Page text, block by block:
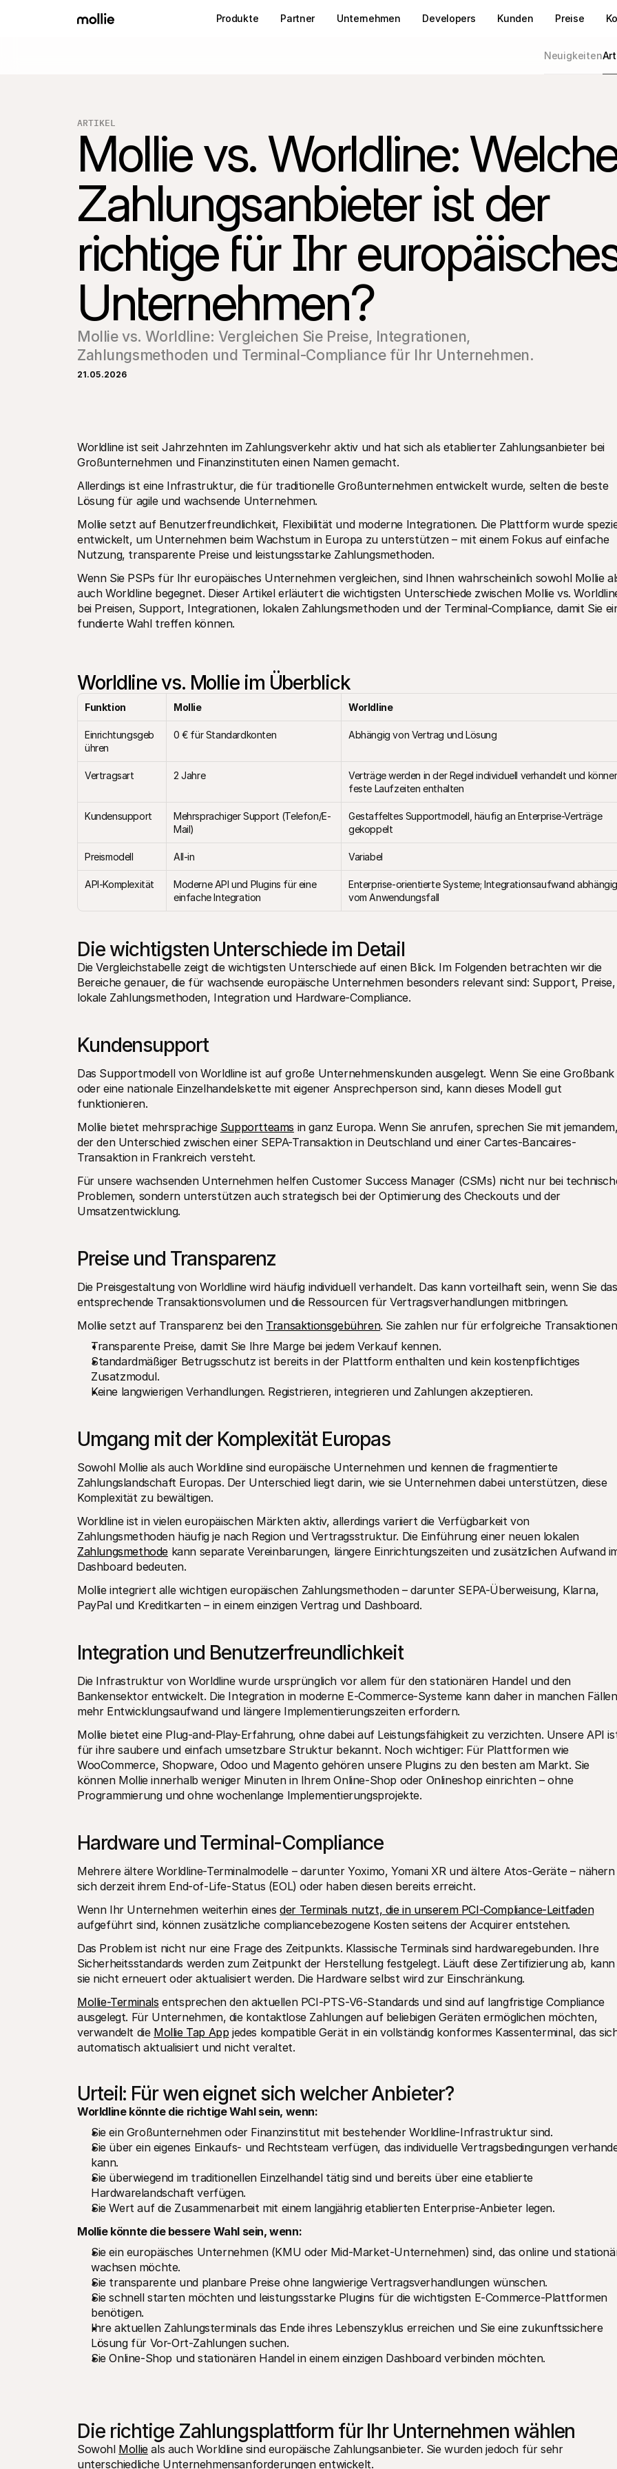
Produkte Partner Unternehmen Developers Kunden Preise
Neuigkeiten
ARTIKEL
Mollie vs. Worldline:
Zahlungsanbieter ist der
richtige für Ihr
Unternehmen?
Mollie vs. Worldline: Vergleichen Sie Preise, Integrationen,
Zahlungsmethoden und Terminal-Compliance für Ihr Unternehmen.
21.05.2026
Worldline ist seit Jahrzehnten im Zahlungsverkehr aktiv und hat sich als etablierter Zahlungsanbieter bei
Großunternehmen und Finanzinstituten einen Namen gemacht.
Allerdings ist eine Infrastruktur, die für traditionelle Großunternehmen entwickelt wurde, selten die beste
Lösung für agile und wachsende Unternehmen.
Mollie setzt auf Benutzerfreundlichkeit, Flexibilität und moderne Integrationen. Die Plattform wurde
entwickelt, um Unternehmen beim Wachstum in Europa zu unterstützen – mit einem Fokus auf einfache
Nutzung, transparente Preise und leistungsstarke Zahlungsmethoden.
Wenn Sie PSPs für Ihr europäisches Unternehmen vergleichen, sind Ihnen wahrscheinlich sowohl Mollie
auch Worldline begegnet. Dieser Artikel erläutert die wichtigsten Unterschiede zwischen Mollie vs.
bei Preisen, Support, Integrationen, lokalen Zahlungsmethoden und der Terminal-Compliance, damit Sie
fundierte Wahl treffen können.
Worldline vs. Mollie im Überblick
Funktion Mollie Worldline
Einrichtungsgeb
ühren
0 € für Standardkonten Abhängig von Vertrag und Lösung
Vertragsart 2 Jahre
Verträge werden in der Regel individuell verhandelt und
feste Laufzeiten enthalten
Kundensupport
Mehrsprachiger Support (Telefon/E-
Mail)
Gestaffeltes Supportmodell, häufig an Enterprise-Verträge
gekoppelt
Preismodell All-in Variabel
API-Komplexität
Moderne API und Plugins für eine
einfache Integration
Enterprise-orientierte Systeme; Integrationsaufwand
vom Anwendungsfall
Die wichtigsten Unterschiede im Detail
Die Vergleichstabelle zeigt die wichtigsten Unterschiede auf einen Blick. Im Folgenden betrachten wir die
Bereiche genauer, die für wachsende europäische Unternehmen besonders relevant sind: Support, Preise,
lokale Zahlungsmethoden, Integration und Hardware-Compliance.
Kundensupport
Das Supportmodell von Worldline ist auf große Unternehmenskunden ausgelegt. Wenn Sie eine Großbank
oder eine nationale Einzelhandelskette mit eigener Ansprechperson sind, kann dieses Modell gut
funktionieren.
Mollie bietet mehrsprachige Supportteams in ganz Europa. Wenn Sie anrufen, sprechen Sie mit
der den Unterschied zwischen einer SEPA-Transaktion in Deutschland und einer Cartes-Bancaires-
Transaktion in Frankreich versteht.
Für unsere wachsenden Unternehmen helfen Customer Success Manager (CSMs) nicht nur bei
Problemen, sondern unterstützen auch strategisch bei der Optimierung des Checkouts und der
Umsatzentwicklung.
Preise und Transparenz
Die Preisgestaltung von Worldline wird häufig individuell verhandelt. Das kann vorteilhaft sein, wenn Sie das
entsprechende Transaktionsvolumen und die Ressourcen für Vertragsverhandlungen mitbringen.
Mollie setzt auf Transparenz bei den Transaktionsgebühren. Sie zahlen nur für erfolgreiche
Transparente Preise, damit Sie Ihre Marge bei jedem Verkauf kennen.
Standardmäßiger Betrugsschutz ist bereits in der Plattform enthalten und kein kostenpflichtiges
Zusatzmodul.
Keine langwierigen Verhandlungen. Registrieren, integrieren und Zahlungen akzeptieren.
Umgang mit der Komplexität Europas
Sowohl Mollie als auch Worldline sind europäische Unternehmen und kennen die fragmentierte
Zahlungslandschaft Europas. Der Unterschied liegt darin, wie sie Unternehmen dabei unterstützen, diese
Komplexität zu bewältigen.
Worldline ist in vielen europäischen Märkten aktiv, allerdings variiert die Verfügbarkeit von
Zahlungsmethode kann separate Vereinbarungen, längere Einrichtungszeiten und zusätzlichen Aufwand
Dashboard bedeuten.
Mollie integriert alle wichtigen europäischen Zahlungsmethoden – darunter SEPA-Überweisung, Klarna,
PayPal und Kreditkarten – in einem einzigen Vertrag und Dashboard.
Integration und Benutzerfreundlichkeit
Die Infrastruktur von Worldline wurde ursprünglich vor allem für den stationären Handel und den
Bankensektor entwickelt. Die Integration in moderne E-Commerce-Systeme kann daher in manchen Fällen
mehr Entwicklungsaufwand und längere Implementierungszeiten erfordern.
Mollie bietet eine Plug-and-Play-Erfahrung, ohne dabei auf Leistungsfähigkeit zu verzichten. Unsere API
für ihre saubere und einfach umsetzbare Struktur bekannt. Noch wichtiger: Für Plattformen wie
WooCommerce, Shopware, Odoo und Magento gehören unsere Plugins zu den besten am Markt. Sie
können Mollie innerhalb weniger Minuten in Ihrem Online-Shop oder Onlineshop einrichten – ohne
Programmierung und ohne wochenlange Implementierungsprojekte.
Hardware und Terminal-Compliance
Mehrere ältere Worldline-Terminalmodelle – darunter Yoximo, Yomani XR und ältere Atos-Geräte – nähern
sich derzeit ihrem End-of-Life-Status (EOL) oder haben diesen bereits erreicht.
Wenn Ihr Unternehmen weiterhin eines der Terminals nutzt, die in unserem PCI-Compliance-Leitfaden
aufgeführt sind, können zusätzliche compliancebezogene Kosten seitens der Acquirer entstehen.
Das Problem ist nicht nur eine Frage des Zeitpunkts. Klassische Terminals sind hardwaregebunden. Ihre
Sicherheitsstandards werden zum Zeitpunkt der Herstellung festgelegt. Läuft diese Zertifizierung ab, kann
sie nicht erneuert oder aktualisiert werden. Die Hardware selbst wird zur Einschränkung.
Mollie-Terminals entsprechen den aktuellen PCI-PTS-V6-Standards und sind auf langfristige Compliance
ausgelegt. Für Unternehmen, die kontaktlose Zahlungen auf beliebigen Geräten ermöglichen möchten,
verwandelt die Mollie Tap App jedes kompatible Gerät in ein vollständig konformes Kassenterminal, das
automatisch aktualisiert und nicht veraltet.
Urteil: Für wen eignet sich welcher Anbieter?
Worldline könnte die richtige Wahl sein, wenn:
Sie ein Großunternehmen oder Finanzinstitut mit bestehender Worldline-Infrastruktur sind.
Sie über ein eigenes Einkaufs- und Rechtsteam verfügen, das individuelle Vertragsbedingungen
kann.
Sie überwiegend im traditionellen Einzelhandel tätig sind und bereits über eine etablierte
Hardwarelandschaft verfügen.
Sie Wert auf die Zusammenarbeit mit einem langjährig etablierten Enterprise-Anbieter legen.
Mollie könnte die bessere Wahl sein, wenn:
Sie ein europäisches Unternehmen (KMU oder Mid-Market-Unternehmen) sind, das online und
wachsen möchte.
Sie transparente und planbare Preise ohne langwierige Vertragsverhandlungen wünschen.
Sie schnell starten möchten und leistungsstarke Plugins für die wichtigsten E-Commerce-Plattformen
benötigen.
Ihre aktuellen Zahlungsterminals das Ende ihres Lebenszyklus erreichen und Sie eine zukunftssichere
Lösung für Vor-Ort-Zahlungen suchen.
Sie Online-Shop und stationären Handel in einem einzigen Dashboard verbinden möchten.
Die richtige Zahlungsplattform für Ihr Unternehmen wählen
Sowohl Mollie als auch Worldline sind europäische Zahlungsanbieter. Sie wurden jedoch für sehr
unterschiedliche Unternehmensanforderungen entwickelt.